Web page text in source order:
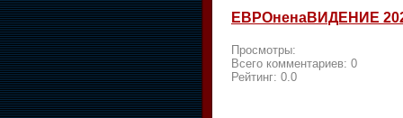
ЕВРОненаВИДЕНИЕ
Просмотры:
Всего комментариев: 0
Рейтинг: 0.0